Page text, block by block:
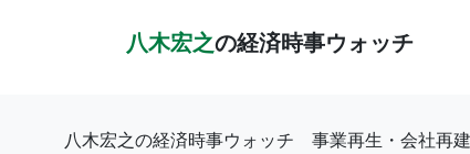
八木宏之の経済時事ウォッチ
八木宏之の経済時事ウォッチ 事業再生・会社再建